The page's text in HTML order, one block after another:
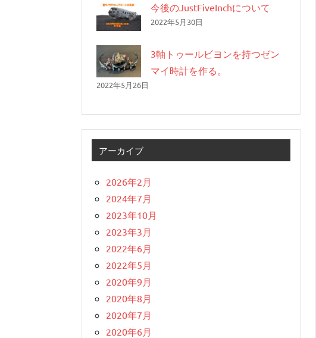
今後のJustFiveInchについて
2022年5月30日
3軸トゥールビヨンを持つゼン
マイ時計を作る。
2022年5月26日
アーカイブ
2026年2月
2024年7月
2023年10月
2023年3月
2022年6月
2022年5月
2020年9月
2020年8月
2020年7月
2020年6月